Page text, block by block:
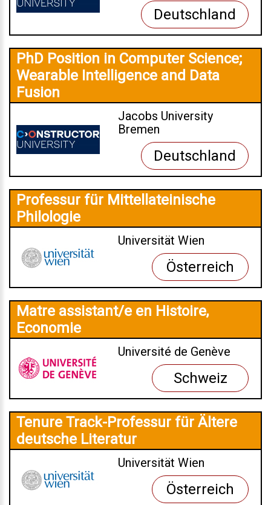
Deutschland
PhD Position in Computer Science;
Wearable Intelligence and Data
Fusion
Jacobs University
Bremen
Deutschland
Professur für Mittellateinische
Philologie
Universität Wien
Österreich
Matre assistant/e en Histoire,
Economie
Université de Genève
Schweiz
Tenure Track-Professur für Ältere
deutsche Literatur
Universität Wien
Österreich